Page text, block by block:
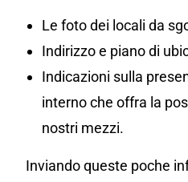
Le foto dei locali da
Indirizzo e piano di
Indicazioni sulla
interno che offra la
nostri mezzi.
Inviando queste poche